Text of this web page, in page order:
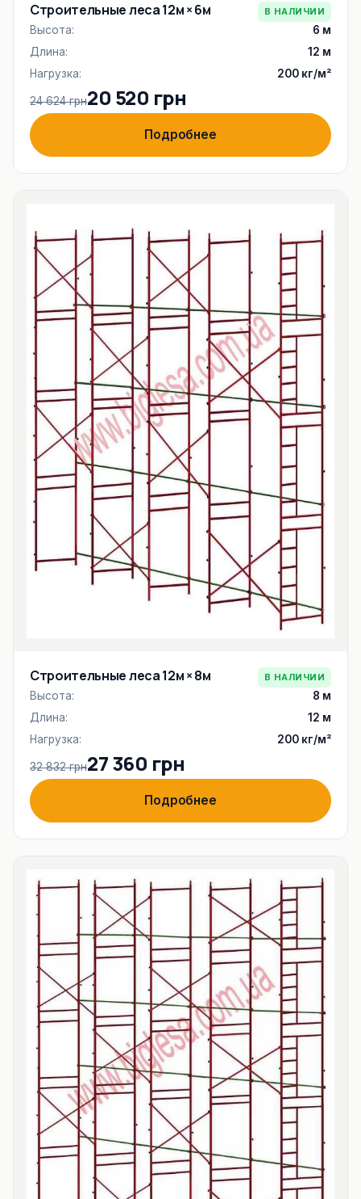
Строительные леса 12м × 6м В НАЛИЧИИ
Высота:
6 м
Длина:
12 м
Нагрузка:
200 кг/м²
24 624 грн20 520 грн
Подробнее
Строительные леса 12м × 8м В НАЛИЧИИ
Высота:
8 м
Длина:
12 м
Нагрузка:
200 кг/м²
32 832 грн27 360 грн
Подробнее